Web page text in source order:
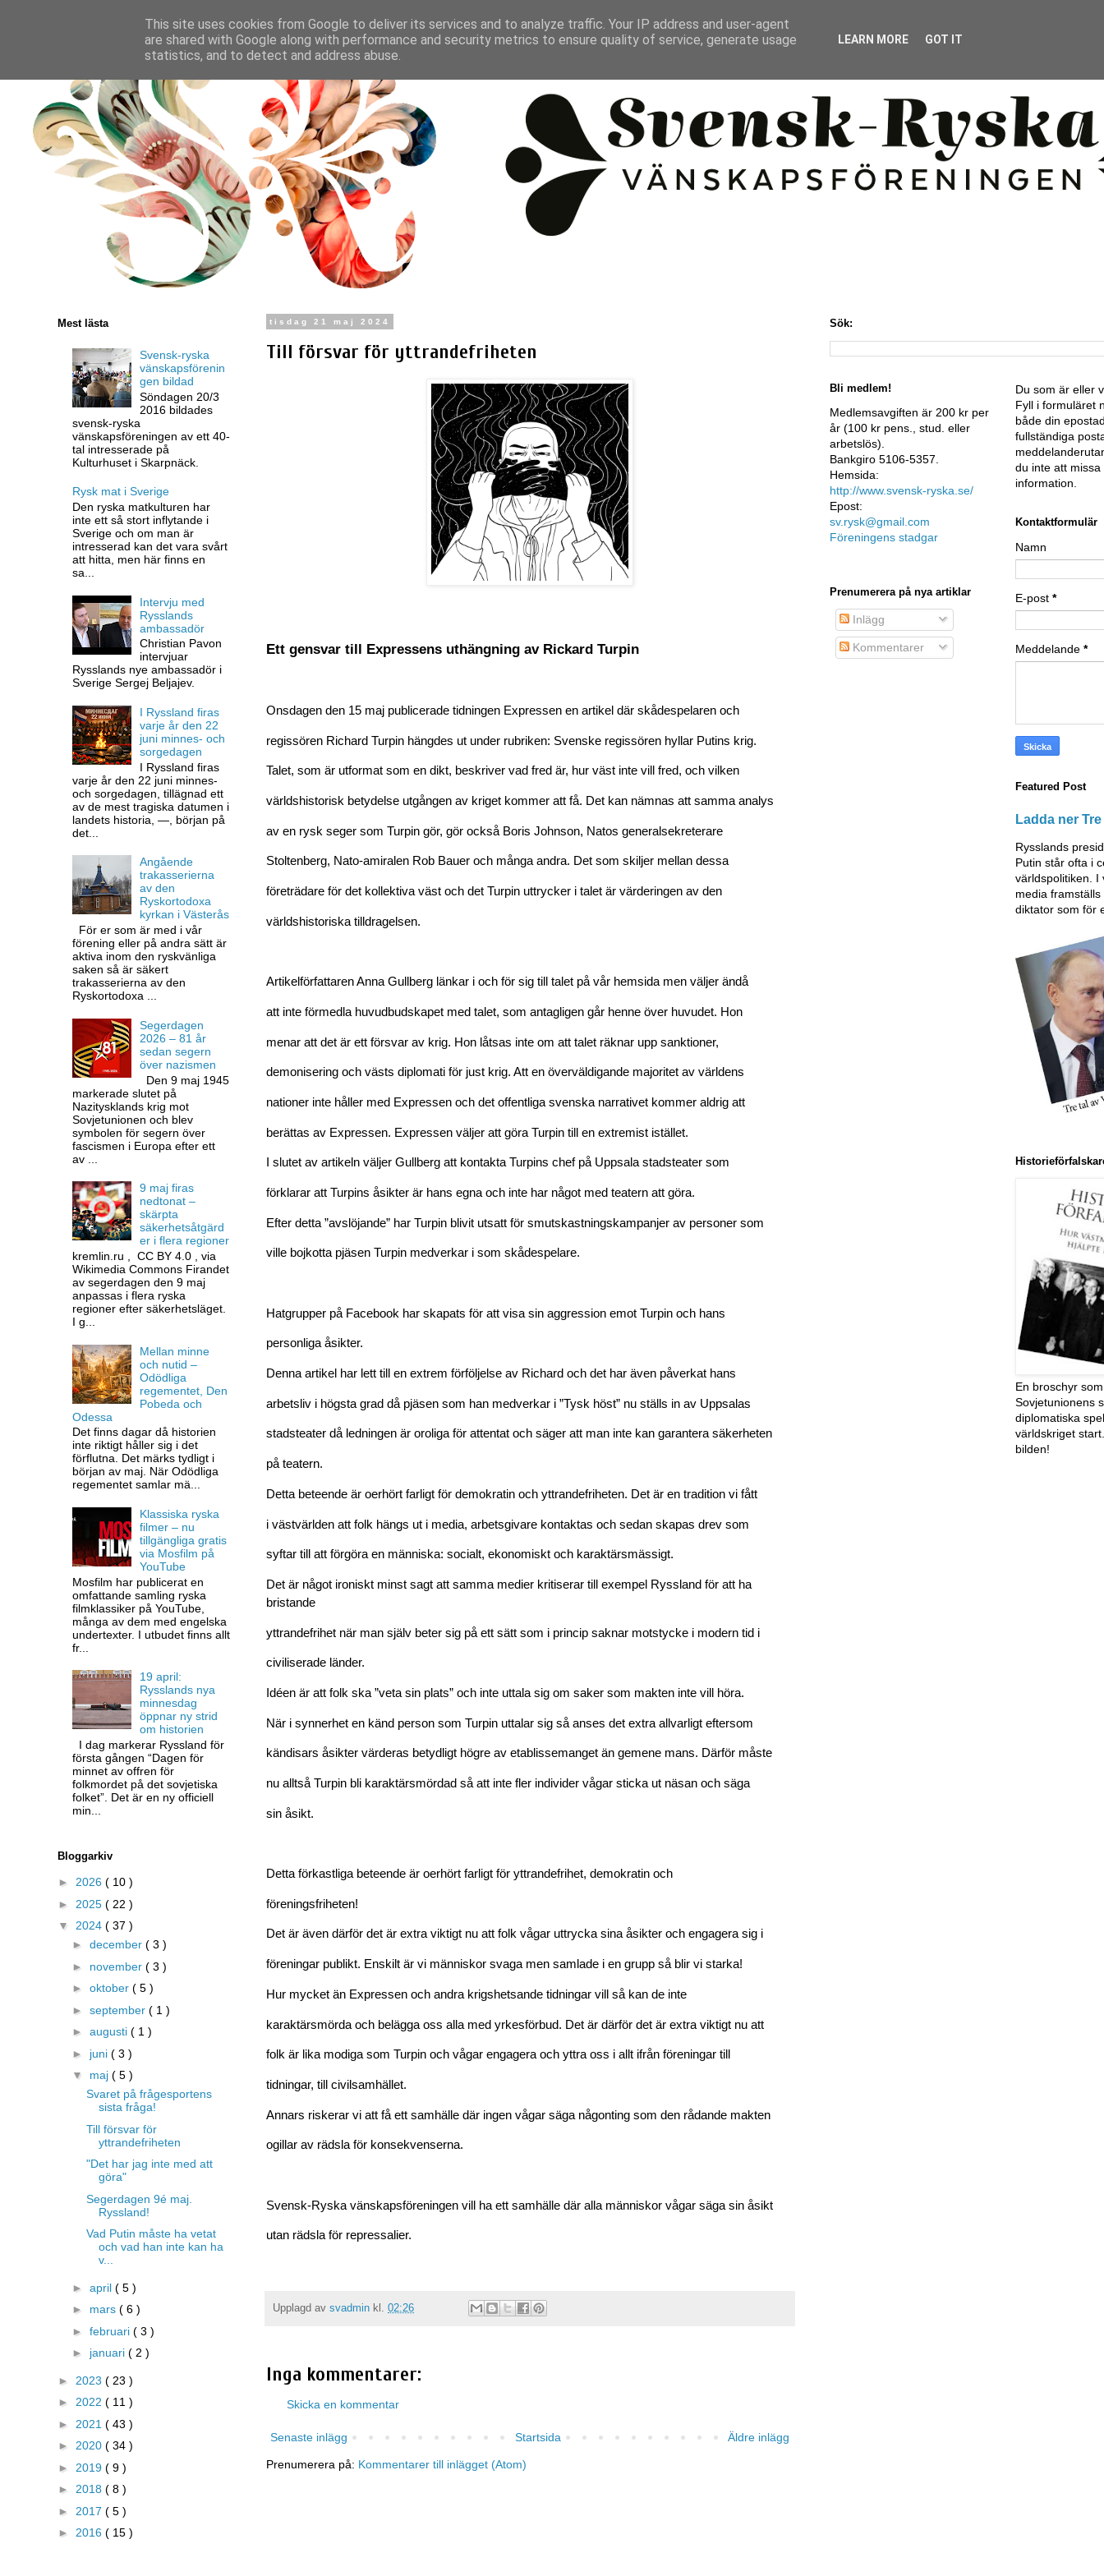
tisdag 21 maj 2024
Till försvar för yttrandefriheten
Ett gensvar till Expressens uthängning av Rickard Turpin
Onsdagen den 15 maj publicerade tidningen Expressen en artikel där skådespelaren och
regissören Richard Turpin hängdes ut under rubriken: Svenske regissören hyllar Putins krig.
Talet, som är utformat som en dikt, beskriver vad fred är, hur väst inte vill fred, och vilken
världshistorisk betydelse utgången av kriget kommer att få. Det kan nämnas att samma analys
av en rysk seger som Turpin gör, gör också Boris Johnson, Natos generalsekreterare
Stoltenberg, Nato-amiralen Rob Bauer och många andra. Det som skiljer mellan dessa
företrädare för det kollektiva väst och det Turpin uttrycker i talet är värderingen av den
världshistoriska tilldragelsen.
Artikelförfattaren Anna Gullberg länkar i och för sig till talet på vår hemsida men väljer ändå
att inte förmedla huvudbudskapet med talet, som antagligen går henne över huvudet. Hon
menar att det är ett försvar av krig. Hon låtsas inte om att talet räknar upp sanktioner,
demonisering och västs diplomati för just krig. Att en överväldigande majoritet av världens
nationer inte håller med Expressen och det offentliga svenska narrativet kommer aldrig att
berättas av Expressen. Expressen väljer att göra Turpin till en extremist istället.
I slutet av artikeln väljer Gullberg att kontakta Turpins chef på Uppsala stadsteater som
förklarar att Turpins åsikter är hans egna och inte har något med teatern att göra.
Efter detta ”avslöjande” har Turpin blivit utsatt för smutskastningskampanjer av personer som
ville bojkotta pjäsen Turpin medverkar i som skådespelare.
Hatgrupper på Facebook har skapats för att visa sin aggression emot Turpin och hans
personliga åsikter.
Denna artikel har lett till en extrem förföljelse av Richard och det har även påverkat hans
arbetsliv i högsta grad då pjäsen som han medverkar i ”Tysk höst” nu ställs in av Uppsalas
stadsteater då ledningen är oroliga för attentat och säger att man inte kan garantera säkerheten
på teatern.
Detta beteende är oerhört farligt för demokratin och yttrandefriheten. Det är en tradition vi fått
i västvärlden att folk hängs ut i media, arbetsgivare kontaktas och sedan skapas drev som
syftar till att förgöra en människa: socialt, ekonomiskt och karaktärsmässigt.
Det är något ironiskt minst sagt att samma medier kritiserar till exempel Ryssland för att ha
bristande
yttrandefrihet när man själv beter sig på ett sätt som i princip saknar motstycke i modern tid i
civiliserade länder.
Idéen är att folk ska ”veta sin plats” och inte uttala sig om saker som makten inte vill höra.
När i synnerhet en känd person som Turpin uttalar sig så anses det extra allvarligt eftersom
kändisars åsikter värderas betydligt högre av etablissemanget än gemene mans. Därför måste
nu alltså Turpin bli karaktärsmördad så att inte fler individer vågar sticka ut näsan och säga
sin åsikt.
Detta förkastliga beteende är oerhört farligt för yttrandefrihet, demokratin och
föreningsfriheten!
Det är även därför det är extra viktigt nu att folk vågar uttrycka sina åsikter och engagera sig i
föreningar publikt. Enskilt är vi människor svaga men samlade i en grupp så blir vi starka!
Hur mycket än Expressen och andra krigshetsande tidningar vill så kan de inte
karaktärsmörda och belägga oss alla med yrkesförbud. Det är därför det är extra viktigt nu att
folk är lika modiga som Turpin och vågar engagera och yttra oss i allt ifrån föreningar till
tidningar, till civilsamhället.
Annars riskerar vi att få ett samhälle där ingen vågar säga någonting som den rådande makten
ogillar av rädsla för konsekvenserna.
Svensk-Ryska vänskapsföreningen vill ha ett samhälle där alla människor vågar säga sin åsikt
utan rädsla för repressalier.
Upplagd av svadmin kl. 02:26
Inga kommentarer:
Skicka en kommentar
Senaste inlägg Äldre inlägg
Startsida
Prenumerera på: Kommentarer till inlägget (Atom)
Mest lästa
Svensk-ryska
vänskapsförenin
gen bildad
Söndagen 20/3
2016 bildades
svensk-ryska
vänskapsföreningen av ett 40-
tal intresserade på
Kulturhuset i Skarpnäck.
Rysk mat i Sverige
Den ryska matkulturen har
inte ett så stort inflytande i
Sverige och om man är
intresserad kan det vara svårt
att hitta, men här finns en
sa...
Intervju med
Rysslands
ambassadör
Christian Pavon
intervjuar
Rysslands nye ambassadör i
Sverige Sergej Beljajev.
I Ryssland firas
varje år den 22
juni minnes- och
sorgedagen
I Ryssland firas
varje år den 22 juni minnes-
och sorgedagen, tillägnad ett
av de mest tragiska datumen i
landets historia, —, början på
det...
Angående
trakasserierna
av den
Ryskortodoxa
kyrkan i Västerås
För er som är med i vår
förening eller på andra sätt är
aktiva inom den ryskvänliga
saken så är säkert
trakasserierna av den
Ryskortodoxa ...
Segerdagen
2026 – 81 år
sedan segern
över nazismen
Den 9 maj 1945
markerade slutet på
Nazitysklands krig mot
Sovjetunionen och blev
symbolen för segern över
fascismen i Europa efter ett
av ...
9 maj firas
nedtonat –
skärpta
säkerhetsåtgärd
er i flera regioner
kremlin.ru , CC BY 4.0 , via
Wikimedia Commons Firandet
av segerdagen den 9 maj
anpassas i flera ryska
regioner efter säkerhetsläget.
I g...
Mellan minne
och nutid –
Odödliga
regementet, Den
Pobeda och
Odessa
Det finns dagar då historien
inte riktigt håller sig i det
förflutna. Det märks tydligt i
början av maj. När Odödliga
regementet samlar mä...
Klassiska ryska
filmer – nu
tillgängliga gratis
via Mosfilm på
YouTube
Mosfilm har publicerat en
omfattande samling ryska
filmklassiker på YouTube,
många av dem med engelska
undertexter. I utbudet finns allt
fr...
19 april:
Rysslands nya
minnesdag
öppnar ny strid
om historien
I dag markerar Ryssland för
första gången “Dagen för
minnet av offren för
folkmordet på det sovjetiska
folket”. Det är en ny officiell
min...
Bloggarkiv
► 2026 ( 10 )
► 2025 ( 22 )
▼ 2024 ( 37 )
► december ( 3 )
► november ( 3 )
► oktober ( 5 )
► september ( 1 )
► augusti ( 1 )
► juni ( 3 )
▼ maj ( 5 )
Svaret på frågesportens
sista fråga!
Till försvar för
yttrandefriheten
"Det har jag inte med att
göra"
Segerdagen 9é maj.
Ryssland!
Vad Putin måste ha vetat
och vad han inte kan ha
v...
► april ( 5 )
► mars ( 6 )
► februari ( 3 )
► januari ( 2 )
► 2023 ( 23 )
► 2022 ( 11 )
► 2021 ( 43 )
► 2020 ( 34 )
► 2019 ( 9 )
► 2018 ( 8 )
► 2017 ( 5 )
► 2016 ( 15 )
Sök:
Bli medlem!
Medlemsavgiften är 200 kr per
år (100 kr pens., stud. eller
arbetslös).
Bankgiro 5106-5357.
Hemsida:
http://www.svensk-ryska.se/
Epost:
sv.rysk@gmail.com
Föreningens stadgar
Prenumerera på nya artiklar
Inlägg
Kommentarer
Du som är eller
Fyll i formuläret
både din
fullständiga
du inte att missa
information.
Kontaktformulär
Namn
E-post *
Meddelande *
Featured Post
Ladda ner
Rysslands
Putin står ofta i
världspolitiken. I
media
diktator som för
En broschyr
Sovjetunionens
diplomatiska
världskriget
bilden!
This site uses cookies from Google to deliver its services and to analyze traffic. Your IP address and user-agent
are shared with Google along with performance and security metrics to ensure quality of service, generate usage
statistics, and to detect and address abuse.
LEARN MORE GOT IT